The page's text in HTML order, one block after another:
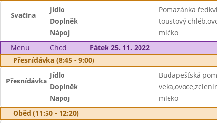
Svačina
Jídlo
Pomazánka
Doplněk
toustový
Nápoj
mléko
Menu
Chod
Pátek 25. 11. 2022
Přesnídávka (8:45 - 9:00)
Přesnídávka
Jídlo
Budapešťská
Doplněk
Nápoj
mléko
Oběd (11:50 - 12:20)